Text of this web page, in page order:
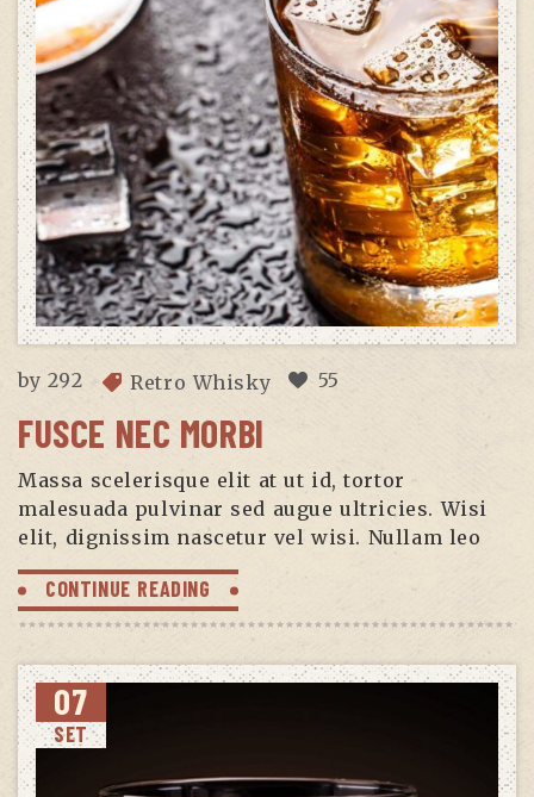
by 292 Retro Whisky 55
FUSCE NEC MORBI
Massa scelerisque elit at ut id, tortor
malesuada pulvinar sed augue ultricies. Wisi
elit, dignissim nascetur vel wisi. Nullam leo
CONTINUE READING
07
SET